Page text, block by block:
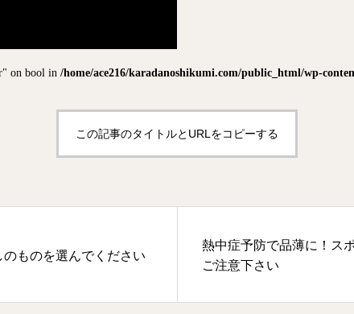
on bool in /home/ace216/karadanoshikumi.com/public_html/wp-
この記事のタイトルとURLをコピーする
ものを選んでください
熱中症予防で品薄に！ス
ご注意下さい